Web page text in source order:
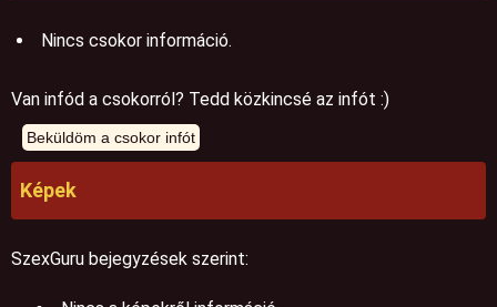
Nincs csokor információ.
Van infód a csokorról? Tedd közkincsé az infót :)
Képek
SzexGuru bejegyzések szerint: